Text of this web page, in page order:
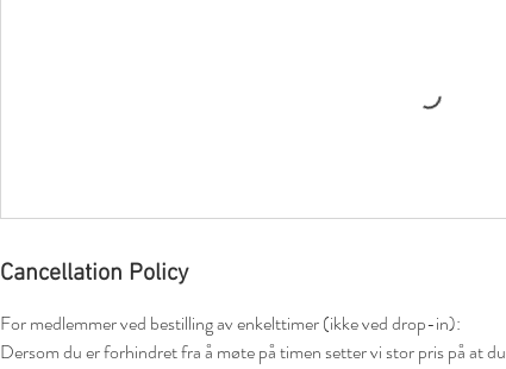
Cancellation Policy
For medlemmer ved bestilling av enkelttimer (ikke ved drop-in):
Dersom du er forhindret fra å møte på timen setter vi stor pris på at